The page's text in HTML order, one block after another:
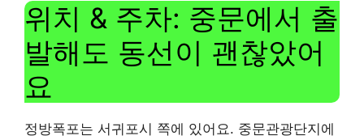
위치 & 주차: 중문에서 출
발해도 동선이 괜찮았어
요
정방폭포는 서귀포시 쪽에 있어요. 중문관광단지에